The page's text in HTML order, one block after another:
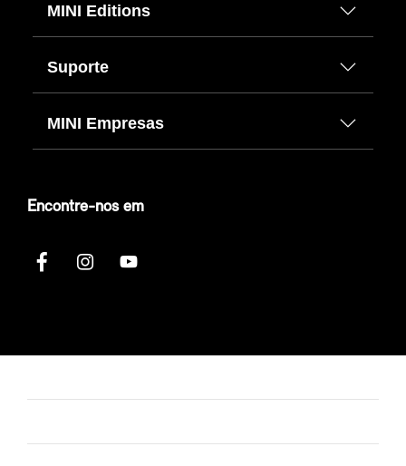
MINI Editions
Suporte
MINI Empresas
Encontre-nos em